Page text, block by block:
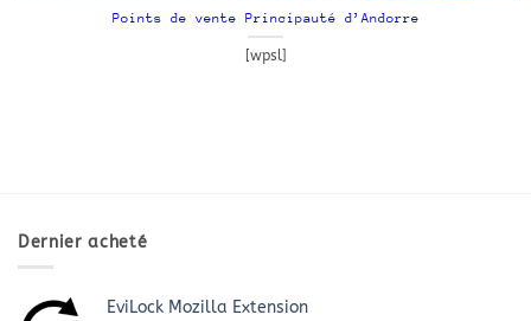
Points de vente Principauté d’Andorre
[wpsl]
Dernier acheté
EviLock Mozilla Extension